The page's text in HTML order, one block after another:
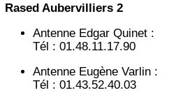
Rased Aubervilliers 2
Antenne Edgar Quinet :
Tél : 01.48.11.17.90
Antenne Eugène Varlin :
Tél : 01.43.52.40.03